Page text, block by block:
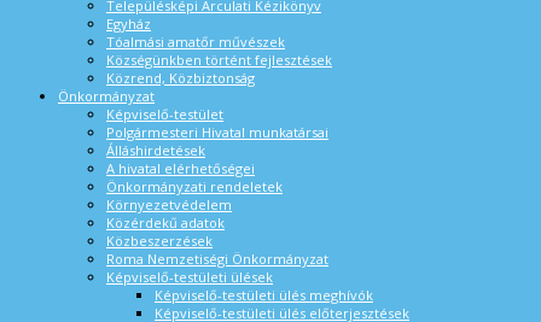
Településképi Arculati Kézikönyv
Egyház
Tóalmási amatőr művészek
Községünkben történt fejlesztések
Közrend, Közbiztonság
Önkormányzat
Képviselő-testület
Polgármesteri Hivatal munkatársai
Álláshirdetések
A hivatal elérhetőségei
Önkormányzati rendeletek
Környezetvédelem
Közérdekű adatok
Közbeszerzések
Roma Nemzetiségi Önkormányzat
Képviselő-testületi ülések
Képviselő-testületi ülés meghívók
Képviselő-testületi ülés előterjesztések